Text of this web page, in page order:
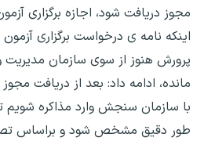
مجوز دریافت شود، اجازه برگزاری
اینکه نامه ی درخواست برگزاری
پرورش هنوز از سوی سازمان مدیریت
مانده، ادامه داد: بعد از دریافت
با سازمان سنجش وارد مذاکره شویم
طور دقیق مشخص شود و براساس